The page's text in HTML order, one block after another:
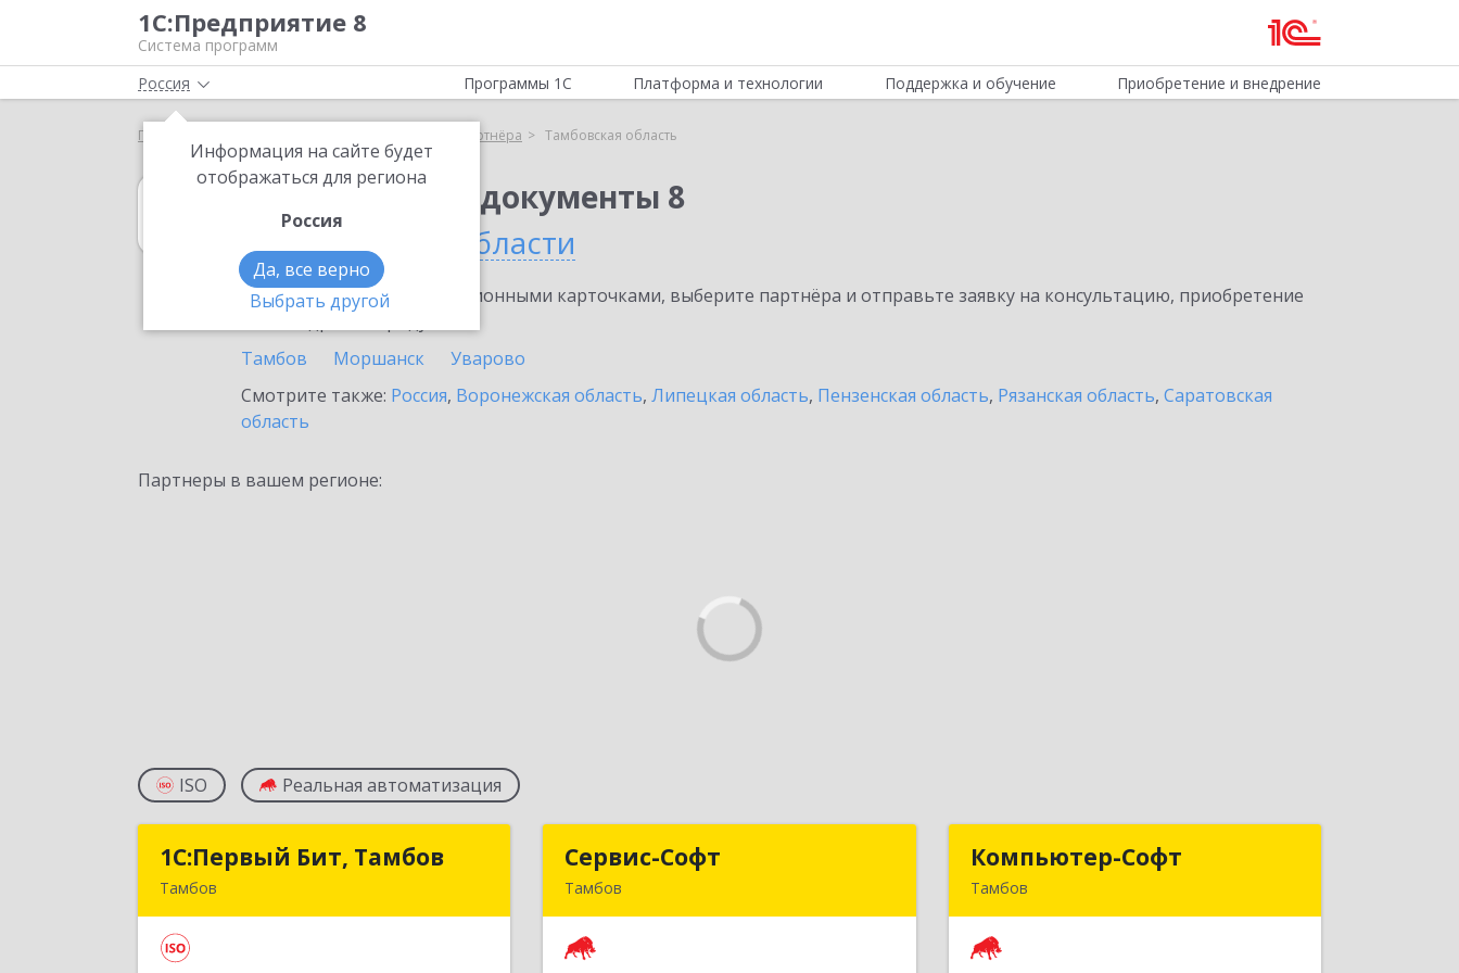
1С:Предприятие 8
Система программ
Россия
Информация на сайте будет
отображаться для региона
Россия
Да, все верно
Выбрать другой
Программы 1С Платформа и технологии Поддержка и обучение Приобретение и внедрение
Главная Выбор партнёра Тамбовская область
1С:Платежные документы 8
в Тамбовской области
Ознакомьтесь с информационными карточками, выберите партнёра и отправьте заявку на консультацию, приобретение
Тамбов
Моршанск
Уварово
Смотрите также: Россия, Воронежская область, Липецкая область, Пензенская область, Рязанская область, Саратовская
область
Партнеры в вашем регионе:
ISO Реальная автоматизация
1С:Первый Бит, Тамбов
Тамбов
1С:Первый Бит, Тамбов Сервис-Софт
Тамбов
Компьютер-Софт
Тамбов
Компьютер-Софт